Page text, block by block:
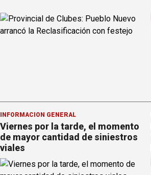
INFORMACION GENERAL
Viernes por la tarde, el momento
de mayor cantidad de siniestros
viales